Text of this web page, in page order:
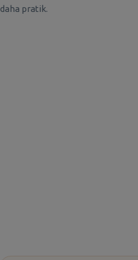
daha pratik.